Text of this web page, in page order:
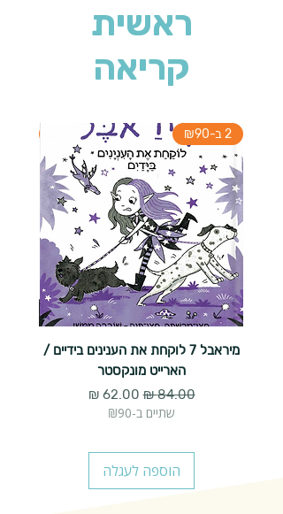
ראשית
קריאה
2 ב-₪90
מיראבל 7 לוקחת את הענינים בידיים /
הארייט מונקסטר
מחיר רגיל‏84.00 ‏₪ מחיר מבצע
שתיים ב-₪90
הוספה לעגלה